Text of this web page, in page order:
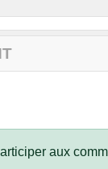
aux